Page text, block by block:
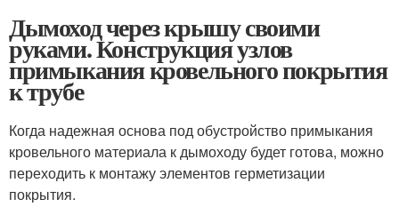
Дымоход через крышу своими
руками. Конструкция узлов
примыкания кровельного покрытия
к трубе
Когда надежная основа под обустройство примыкания
кровельного материала к дымоходу будет готова, можно
переходить к монтажу элементов герметизации
покрытия.